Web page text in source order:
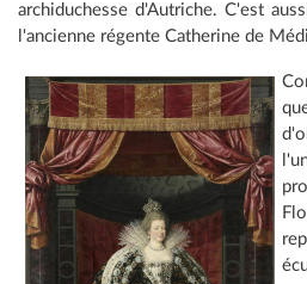
archiduchesse d'Autriche. C'est
l'ancienne régente Catherine de